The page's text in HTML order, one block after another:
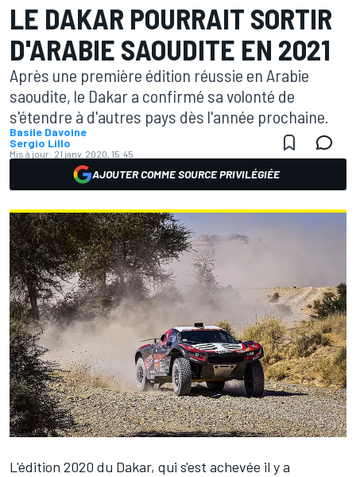
LE DAKAR POURRAIT SORTIR
D'ARABIE SAOUDITE EN 2021
Après une première édition réussie en Arabie
saoudite, le Dakar a confirmé sa volonté de
s'étendre à d'autres pays dès l'année prochaine.
Basile Davoine
Sergio Lillo
Mis à jour: 21 janv. 2020, 15:45
AJOUTER COMME SOURCE PRIVILÉGIÉE
L'édition 2020 du Dakar, qui s'est achevée il y a